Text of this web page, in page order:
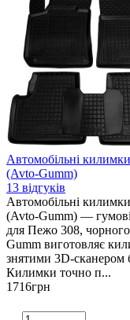
Автомобільні
(Avto-Gumm)
13 відгуків
Автомобільні
(Avto-Gumm) — гумові
для Пежо 308,
Gumm виготовляє
знятими 3D-сканером
Килимки точно п...
1716грн